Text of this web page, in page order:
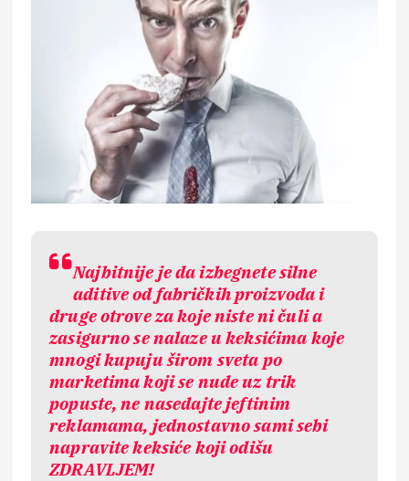
Najbitnije je da izbegnete silne
aditive od fabričkih proizvoda i
druge otrove za koje niste ni čuli a
zasigurno se nalaze u keksićima koje
mnogi kupuju širom sveta po
marketima koji se nude uz trik
popuste, ne nasedajte jeftinim
reklamama, jednostavno sami sebi
napravite keksiće koji odišu
ZDRAVLJEM!